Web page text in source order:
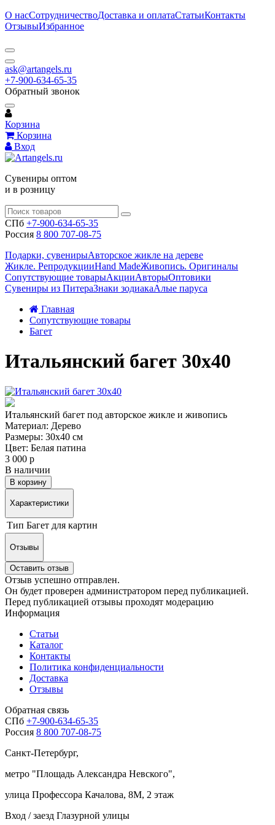
О насСотрудничествоДоставка и оплатаСтатьиКонтакты
ОтзывыИзбранное
ask@artangels.ru
+7-900-634-65-35
Обратный звонок
Корзина
Корзина
Вход
Сувениры оптом
и в розницу
СПб +7-900-634-65-35
Россия 8 800 707-08-75
Подарки, сувенирыАвторское жикле на дереве
Жикле. РепродукцииHand MadeЖивопись. Оригиналы
Сопутствующие товарыАкцииАвторыОптовики
Сувениры из ПитераЗнаки зодиакаАлые паруса
Главная
Сопутствующие товары
Багет
Итальянский багет 30х40
Итальянский багет под авторское жикле и живопись
Материал: Дерево
Размеры: 30х40 см
Цвет: Белая патина
3 000 р
В наличии
В корзину
Характеристики
Тип Багет для картин
Отзывы
Оставить отзыв
Отзыв успешно отправлен.
Он будет проверен администратором перед публикацией.
Перед публикацией отзывы проходят модерацию
Информация
Статьи
Каталог
Контакты
Политика конфиденциальности
Доставка
Отзывы
Обратная связь
СПб +7-900-634-65-35
Россия 8 800 707-08-75
Санкт-Петербург,
метро "Площадь Александра Невского",
улица Профессора Качалова, 8М, 2 этаж
Вход / заезд Глазурной улицы